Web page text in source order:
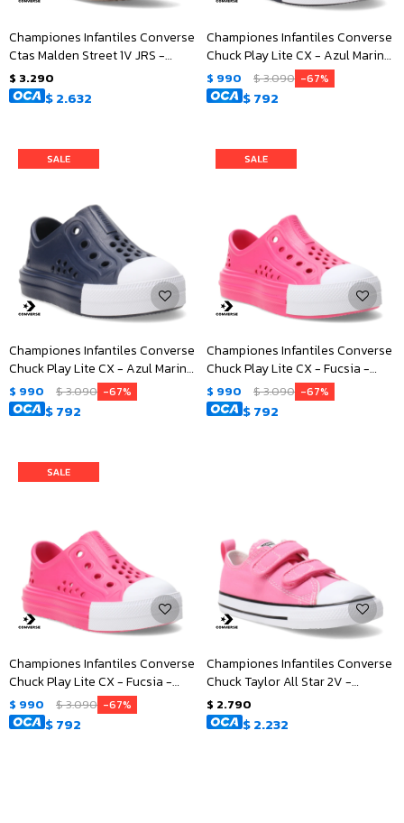
Championes Infantiles Converse
Ctas Malden Street 1V JRS -
Negro - Blanco
$ 3.290
$2.632
Championes Infantiles Converse
Chuck Play Lite CX - Azul Marino
- Blanco
$ 990 $3.090 67
$792
Championes Infantiles Converse
Chuck Play Lite CX - Azul Marino
- Blanco
$ 990 $3.090 67
$792
Championes Infantiles Converse
Chuck Play Lite CX - Fucsia -
Blanco
$ 990 $3.090 67
$792
Championes Infantiles Converse
Chuck Play Lite CX - Fucsia -
Blanco
$ 990 $3.090 67
$792
Championes Infantiles Converse
Chuck Taylor All Star 2V -
Rosado - Blanco
$ 2.790
$2.232